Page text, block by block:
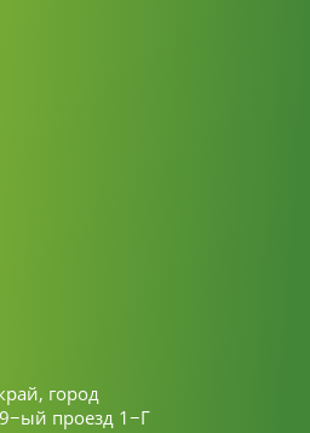
город
проезд 1−Г